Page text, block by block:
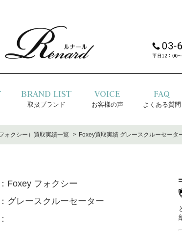
BRAND LIST
取扱ブランド
VOICE
お客様の声
FAQ
よくある質問
ォクシー）買取実績一覧 Foxey買取実績 グレースクルーセータ
Foxey フォクシー
グレースクルーセーター